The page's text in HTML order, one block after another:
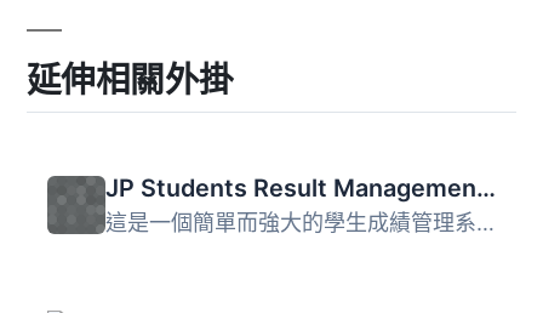
延伸相關外掛
JP Students Result Management System
這是一個簡單而強大的學生成績管理系統。您可以從常規的 Word...